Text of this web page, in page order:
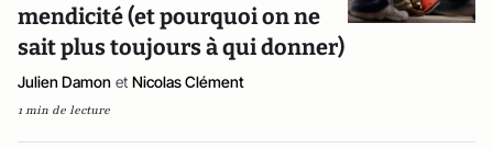
mendicité (et pourquoi on ne
sait plus toujours à qui donner)
Julien Damon et Nicolas Clément
1 min de lecture